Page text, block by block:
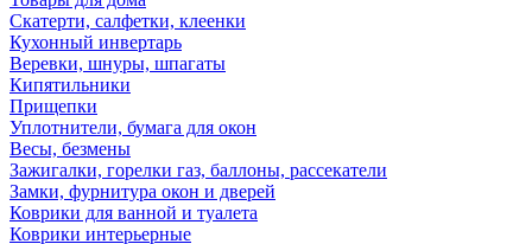
Скатерти, салфетки, клеенки
Кухонный инвертарь
Веревки, шнуры, шпагаты
Кипятильники
Прищепки
Уплотнители, бумага для окон
Весы, безмены
Зажигалки, горелки газ, баллоны, рассекатели
Замки, фурнитура окон и дверей
Коврики для ванной и туалета
Коврики интерьерные